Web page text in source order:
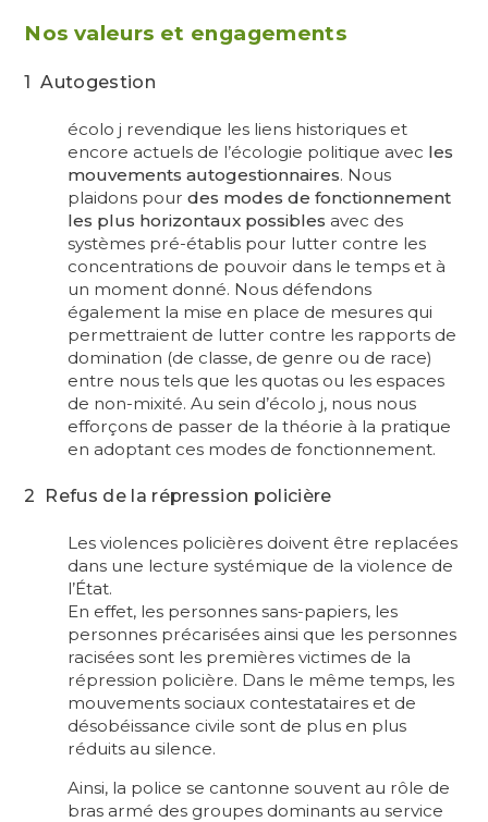
Nos valeurs et engagements
1 Autogestion
écolo j revendique les liens historiques et
encore actuels de l’écologie politique avec les
mouvements autogestionnaires. Nous
plaidons pourdes modes de fonctionnement
les plus horizontaux possibles avec des
systèmes pré-établis pour lutter contre les
concentrations de pouvoir dans le temps et à
un moment donné. Nous défendons
également la mise en place de mesures qui
permettraient de lutter contre les rapports de
domination (de classe, de genre ou de race)
entre nous tels que les quotas ou les espaces
de non-mixité. Au sein d’écolo j, nous nous
efforçons de passer de la théorie à la pratique
en adoptant ces modes de fonctionnement.
2 Refus de la répression policière
Les violences policières doivent être replacées
dans une lecture systémique de la violence de
l’État.
En effet, les personnes sans-papiers, les
personnes précarisées ainsi que les personnes
racisées sont les premières victimes de la
répression policière. Dans le même temps, les
mouvements sociaux contestataires et de
désobéissance civile sont de plus en plus
réduits au silence.
Ainsi, la police se cantonne souvent au rôle de
bras armé des groupes dominants au service